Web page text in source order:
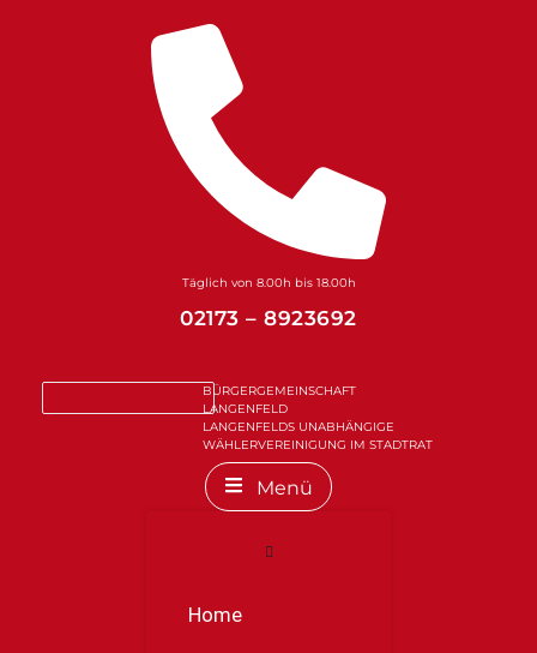
Täglich von 8.00h bis 18.00h
02173 – 8923692
BÜRGERGEMEINSCHAFT
LANGENFELD
LANGENFELDS UNABHÄNGIGE
WÄHLERVEREINIGUNG IM STADTRAT
Menü
Home